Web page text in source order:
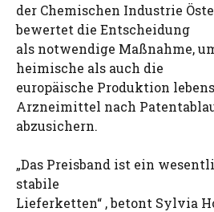
der Chemischen Industrie
bewertet die Entscheidung
als notwendige Maßnahme,
heimische als auch die
europäische Produktion
Arzneimittel nach
abzusichern.
„Das Preisband ist ein
stabile
Lieferketten“ , betont Sylvia